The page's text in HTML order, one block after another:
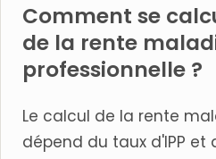
Comment se
de la rente
professionnelle ?
Le calcul de la rente
dépend du taux d'IPP et